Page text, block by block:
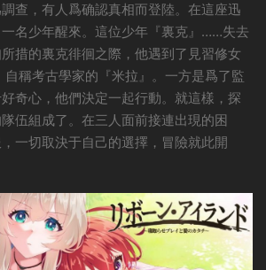
查，有人爲确認真相而登陸。在這座迅
名少年醒來。這位少年『裏克』……失去
措的裏克徘徊之際，他遇到了見習修女
自稱考古學家的『米拉』。一方是爲了監
奇心，他們決定一起行動。就這樣，探
伍組成了。在三人面前接連出現的困
一切取決于自己的選擇，冒險就此開